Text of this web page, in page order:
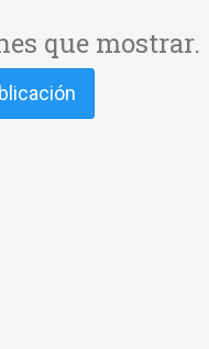
que mostrar.